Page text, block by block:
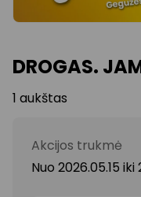
DROGAS.
1 aukštas
Akcijos trukmė
Nuo 2026.05.15 iki